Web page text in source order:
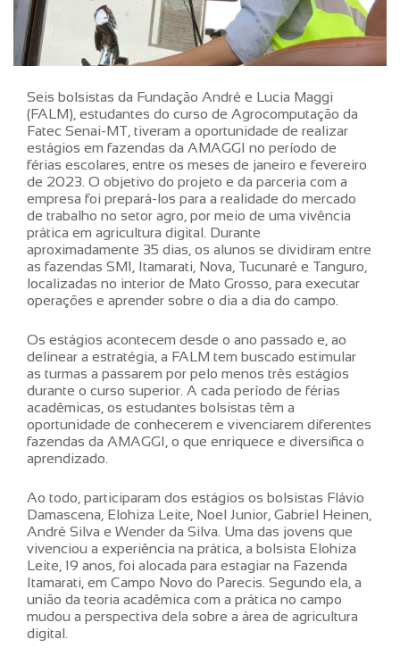
Seis bolsistas da Fundação André e Lucia Maggi
(FALM), estudantes do curso de Agrocomputação da
Fatec Senai-MT, tiveram a oportunidade de realizar
estágios em fazendas da AMAGGI no período de
férias escolares, entre os meses de janeiro e fevereiro
de 2023. O objetivo do projeto e da parceria com a
empresa foi prepará-los para a realidade do mercado
de trabalho no setor agro, por meio de uma vivência
prática em agricultura digital. Durante
aproximadamente 35 dias, os alunos se dividiram entre
as fazendas SM1, Itamarati, Nova, Tucunaré e Tanguro,
localizadas no interior de Mato Grosso, para executar
operações e aprender sobre o dia a dia do campo.
Os estágios acontecem desde o ano passado e, ao
delinear a estratégia, a FALM tem buscado estimular
as turmas a passarem por pelo menos três estágios
durante o curso superior. A cada período de férias
acadêmicas, os estudantes bolsistas têm a
oportunidade de conhecerem e vivenciarem diferentes
fazendas da AMAGGI, o que enriquece e diversifica o
aprendizado.
Ao todo, participaram dos estágios os bolsistas Flávio
Damascena, Elohiza Leite, Noel Junior, Gabriel Heinen,
André Silva e Wender da Silva. Uma das jovens que
vivenciou a experiência na prática, a bolsista Elohiza
Leite, 19 anos, foi alocada para estagiar na Fazenda
Itamarati, em Campo Novo do Parecis. Segundo ela, a
união da teoria acadêmica com a prática no campo
mudou a perspectiva dela sobre a área de agricultura
digital.